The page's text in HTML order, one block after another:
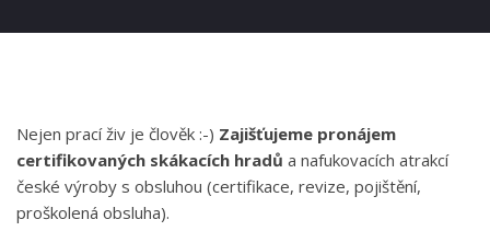
Nejen prací živ je člověk :-) Zajišťujeme pronájem
certifikovaných skákacích hradů a nafukovacích atrakcí
české výroby s obsluhou (certifikace, revize, pojištění,
proškolená obsluha).